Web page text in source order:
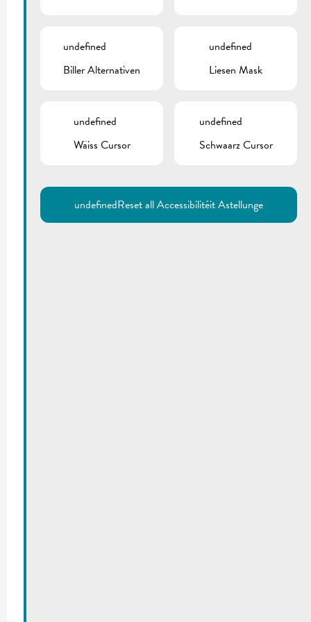
undefined
Biller Alternativen
undefined
Liesen Mask
undefined
Wäiss Cursor
undefined
Schwaarz Cursor
undefinedReset all Accessibilitéit Astellunge